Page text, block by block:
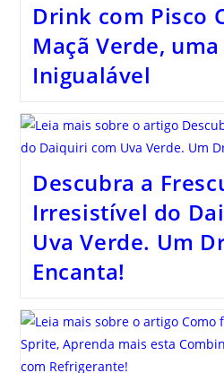
Drink com Pisco
Maçã Verde,
Inigualável
Descubra a
Irresistível do
Uva Verde. Um
Encanta!